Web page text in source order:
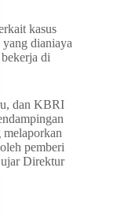
kasus
yang dianiaya
bekerja di
dan KBRI
melaporkan
pemberi
ujar Direktur